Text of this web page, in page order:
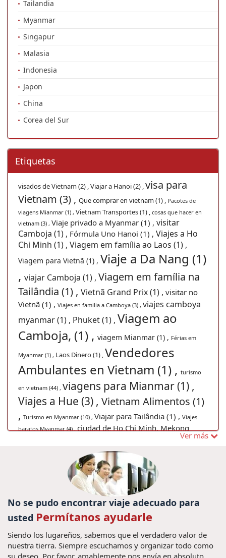
Tailandia
Myanmar
Singapur
Malasia
Indonesia
Japon
China
Corea del Sur
Etiquetas
visados de Vietnam (2) ,Viajar a Hanoi (2) ,visa para
Vietnam (3) , Que comprar en vietnam (1) , Pacotes de
viagens Mianmar (1) , Vietnam Transportes (1) , cosas que hacer en
vietnam (3) , Viaje privado a Myanmar (1) , visitar
Camboja (1) , Fórmula Uno Hanoi (1) , Viajes a Ho
Chi Minh (1) , Viagem em família ao Laos (1) ,
Viagem para Vietnã (1) , Viaje a Da Nang (1)
, viajar Camboja (1) , Viagem em família na
Tailândia (1) , Vietnã Grand Prix (1) , visitar no
Vietnã (1) , Viajes en familia a Camboya (3) , viajes camboya
myanmar (1) , Phuket (1) , Viagem ao
Camboja, (1) , viagem Mianmar (1) , Férias em
Myanmar (1) , Laos Dinero (1) ,Vendedores
Ambulantes en Vietnam (1) , turismo
en vietnam (44) , viagens para Mianmar (1) ,
Viajes a Hue (3) , Vietnam Alimentos (1)
, Turismo en Myanmar (10) , Viajar para Tailândia (1) , Viajes
baratos Myanmar (4) ,ciudad de Ho Chi Minh, Mekong
delta, Sur de Vietnam, tuneles de Cu chi, Vacaciones
Vietnam, viajar vietnam, Viajes Vietnam, (4) ,
excusão no Vietnã (1) ,Viagens para Laos (1)
Vacaciones Vietnam Fórmula Uno 2020 (1) ,vacaciones
viagens tailandia (1) ,
familia vietnam (36) ,culturas de vietnam (1) ,
Promoción vietnam vacaciones (2) ,
Excusiones
Myanmar (5) , visitar Tailândia (4) ,Los temploe de
Angkor (1) ,Skull island film (1) ,Viagem barata
para Myanmar (1) ,visitar Mianmar (1) ,
Ver más
No se pudo encontrar viaje adecuado para
usted Permítanos ayudarle
Siendo los lugareños, sabemos que el verdadero valor de
nuestra tierra. Siempre escuchamos y organizar todo como